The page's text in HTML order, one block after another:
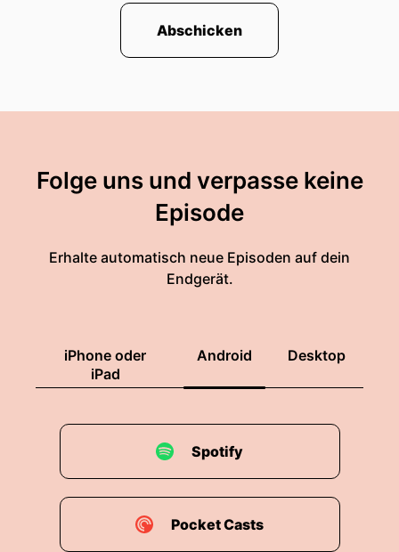
Abschicken
Folge uns und verpasse keine
Episode
Erhalte automatisch neue Episoden auf dein
Endgerät.
iPhone oder
iPad
Android Desktop
Spotify
Pocket Casts